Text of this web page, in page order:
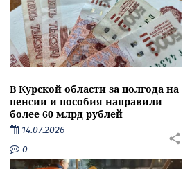
В Курской области за полгода на
пенсии и пособия направили
более 60 млрд рублей
14.07.2026
0